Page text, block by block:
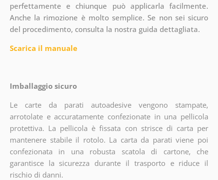
perfettamente e chiunque può applicarla facilmente.
Anche la rimozione è molto semplice. Se non sei sicuro
del procedimento, consulta la nostra guida dettagliata.
Scarica il manuale
Imballaggio sicuro
Le carte da parati autoadesive vengono stampate,
arrotolate e accuratamente confezionate in una pellicola
protettiva. La pellicola è fissata con strisce di carta per
mantenere stabile il rotolo. La carta da parati viene poi
confezionata in una robusta scatola di cartone, che
garantisce la sicurezza durante il trasporto e riduce il
rischio di danni.